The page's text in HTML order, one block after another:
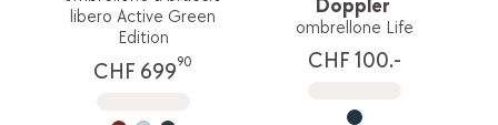
libero Active Green
Edition
CHF 69990
Doppler
ombrellone Life
CHF 100.-